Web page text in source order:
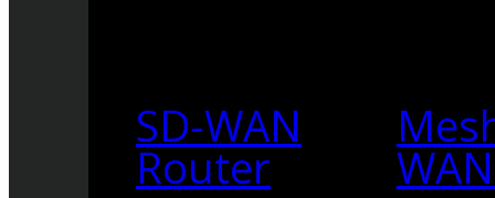
SD-WAN
Router